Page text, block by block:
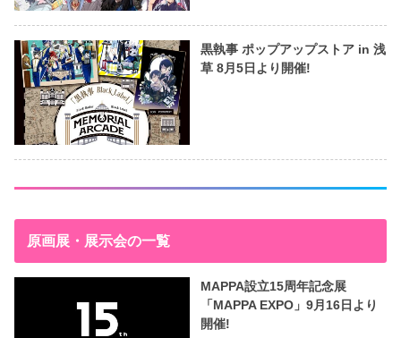
黒執事 ポップアップストア in 浅
草 8月5日より開催!
原画展・展示会の一覧
MAPPA設立15周年記念展
「MAPPA EXPO」9月16日より
開催!